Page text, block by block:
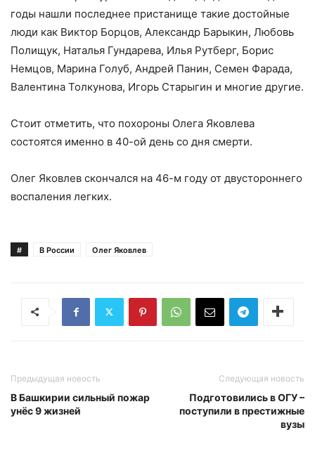
годы нашли последнее пристанище такие достойные
люди как Виктор Борцов, Александр Барыкин, Любовь
Полищук, Наталья Гундарева, Илья Рутберг, Борис
Немцов, Марина Голуб, Андрей Панин, Семен Фарада,
Валентина Толкунова, Игорь Старыгин и многие другие.
Стоит отметить, что похороны Олега Яковлева
состоятся именно в 40-ой день со дня смерти.
Олег Яковлев скончался на 46-м году от двустороннего
воспаления легких.
# В России Олег Яковлев
Предыдущая новость
В Башкирии сильный пожар
унёс 9 жизней
Следующая новость
Подготовились в ОГУ –
поступили в престижные
вузы